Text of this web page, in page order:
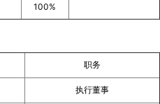
100%
职务
执行董事